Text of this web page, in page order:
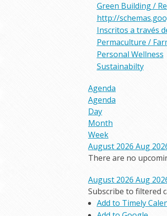
Green Building /
http://
Inscritos a través
Permaculture /
Personal Wellness
Sustainabilty
Agenda
Agenda
Day
Month
Week
August 2026 Aug
There are no
August 2026 Aug
Subscribe to filtered
Add to Timely